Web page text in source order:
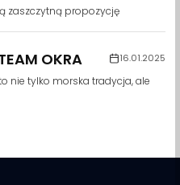
zaszczytną propozycję
OKRA 16.01.2025
nie tylko morska tradycja, ale